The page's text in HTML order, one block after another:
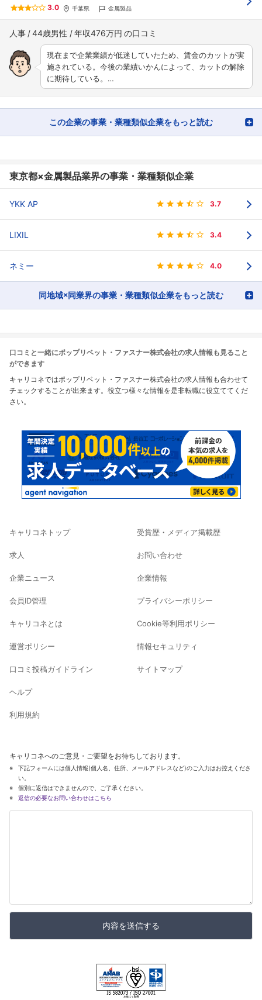
3.0 千葉県 金属製品
人事 44歳男性 年収476万円
現在まで企業業績が低迷していたため、賃金のカットが実
施されている。今後の業績いかんによって、カットの解除
に期待している。…
この企業の事業・業種類似企業をもっと読む
東京都×金属製品業界の事業・業種類似企業
YKK AP 3.7
LIXIL 3.4
ネミー 4.0
同地域×同業界の事業・業種類似企業をもっと読む
口コミと一緒にポップリベット・ファスナー株式会社の求人情報も見ること
ができます
キャリコネではポップリベット・ファスナー株式会社の求人情報も合わせて
チェックすることが出来ます。役立つ様々な情報を是非転職に役立ててくだ
さい。
キャリコネトップ
求人
企業ニュース
会員ID管理
キャリコネとは
運営ポリシー
口コミ投稿ガイドライン
ヘルプ
利用規約
受賞歴・メディア掲載歴
お問い合わせ
企業情報
プライバシーポリシー
Cookie等利用ポリシー
情報セキュリティ
サイトマップ
キャリコネへのご意見・ご要望をお待ちしております。
下記フォームには個人情報(個人名、住所、メールアドレスなど)のご入力はお控えくださ
い。
個別に返信はできませんので、ご了承ください。
返信の必要なお問い合わせはこちら
内容を送信する